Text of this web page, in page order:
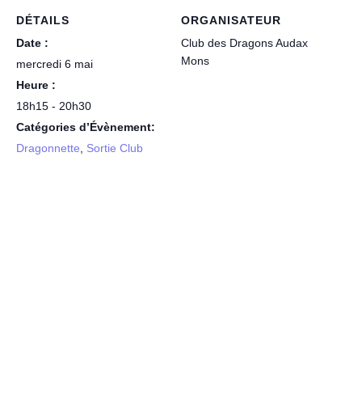
DÉTAILS
Date :
mercredi 6 mai
Heure :
18h15 - 20h30
Catégories d’Évènement:
Dragonnette, Sortie Club
ORGANISATEUR
Club des Dragons Audax
Mons